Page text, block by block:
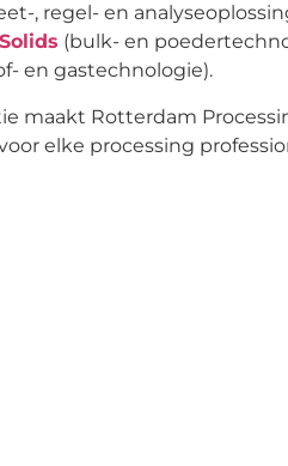
, regel- en
Solids (bulk- en
en gastechnologie).
maakt Rotterdam
elke processing